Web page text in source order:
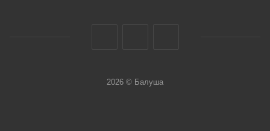
2026 © Балуша